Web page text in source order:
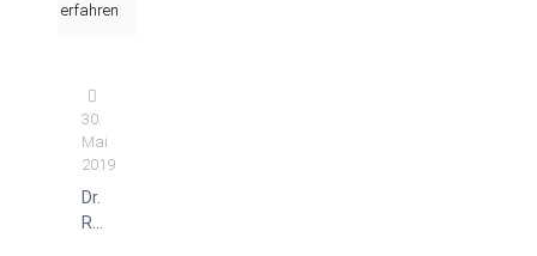
erfahren
30.
Mai
2019
Dr.
Rauch